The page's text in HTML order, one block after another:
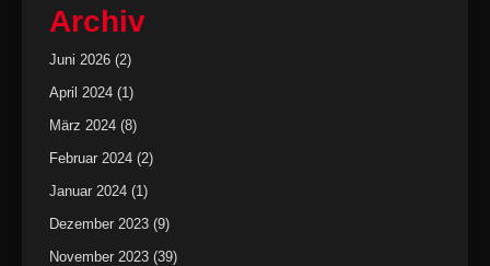
Archiv
Juni 2026 (2)
April 2024 (1)
März 2024 (8)
Februar 2024 (2)
Januar 2024 (1)
Dezember 2023 (9)
November 2023 (39)